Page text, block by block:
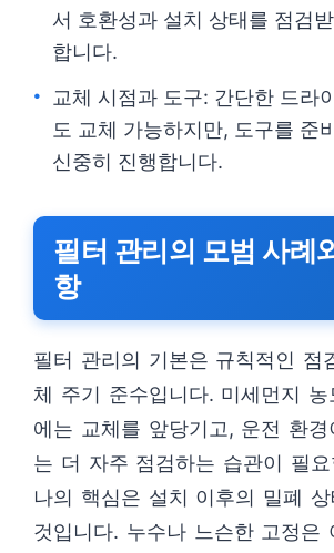
서 호환성과 설치 상태를 점검
합니다.
교체 시점과 도구: 간단한 드라
도 교체 가능하지만, 도구를 준
신중히 진행합니다.
필터 관리의 모범 사례
항
필터 관리의 기본은 규칙적인 점
체 주기 준수입니다. 미세먼지
에는 교체를 앞당기고, 운전 환
는 더 자주 점검하는 습관이 필
나의 핵심은 설치 이후의 밀폐
것입니다. 누수나 느슨한 고정은